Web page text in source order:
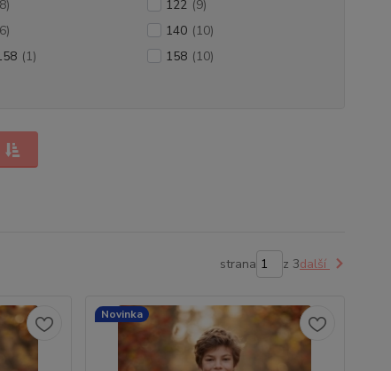
122 (9)
140 (10)
(1) 158 (10)
strana z 3další
Novinka